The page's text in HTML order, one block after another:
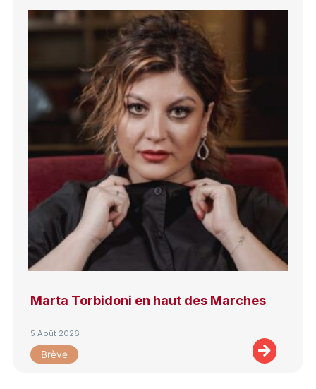
Marta Torbidoni en haut des Marches
5 Août 2026
Brève